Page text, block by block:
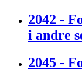
2042 -
i andre
2045 -